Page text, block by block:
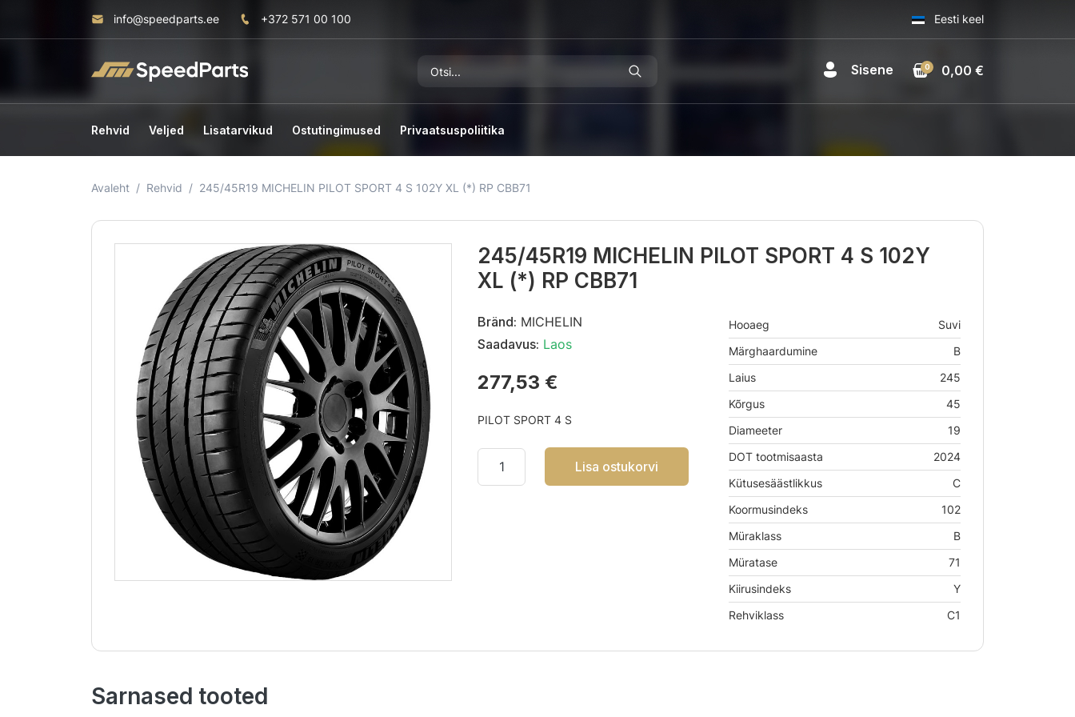
info@speedparts.ee +372 571 00 100 Eesti keel
Sisene 0,00 €
0
Rehvid Veljed Lisatarvikud Ostutingimused Privaatsuspoliitika
Avaleht Rehvid 245/45R19 MICHELIN PILOT SPORT 4 S 102Y XL (*) RP CBB71
245/45R19 MICHELIN PILOT SPORT 4 S 102Y
XL (*) RP CBB71
Bränd: MICHELIN
Saadavus: Laos
277,53 €
PILOT SPORT 4 S
Lisa ostukorvi
Hooaeg
Suvi
Märghaardumine
B
Laius
245
Kõrgus
45
Diameeter
19
DOT tootmisaasta
2024
Kütusesäästlikkus
C
Koormusindeks
102
Müraklass
B
Müratase
71
Kiirusindeks
Y
Rehviklass
C1
Sarnased tooted